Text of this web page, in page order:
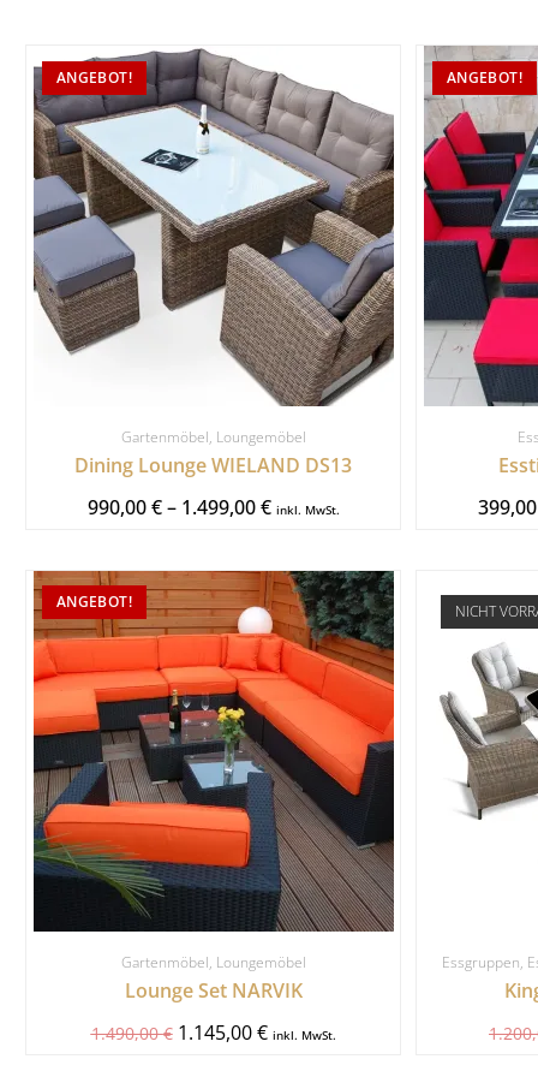
ANGEBOT!
Gartenmöbel, Loungemöbel
Dining Lounge WIELAND DS13
990,00€ – 1.499,00€ inkl. MwSt.
ANGEBOT!
ANGEBOT!
Gartenmöbel, Loungemöbel
Lounge Set NARVIK
1.490,00€ 1.145,00€ inkl. MwSt.
NICHT
Essgruppen,